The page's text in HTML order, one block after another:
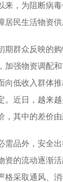
，为阻断病毒
居民生活物资
群众反映的购
加强物资调配
向低收入群体
。近日，越来
，其中的差价
品外，安全出
资的流动逐渐
格采取通风、